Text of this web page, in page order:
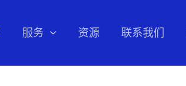
服务 资源 联系我们